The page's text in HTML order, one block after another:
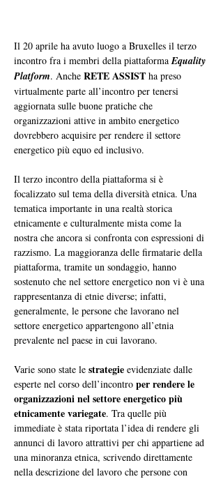
Il 20 aprile ha avuto luogo a Bruxelles il terzo
incontro fra i membri della piattaforma Equality
Platform. Anche RETE ASSIST ha preso
virtualmente parte all’incontro per tenersi
aggiornata sulle buone pratiche che
organizzazioni attive in ambito energetico
dovrebbero acquisire per rendere il settore
energetico più equo ed inclusivo.
Il terzo incontro della piattaforma si è
focalizzato sul tema della diversità etnica. Una
tematica importante in una realtà storica
etnicamente e culturalmente mista come la
nostra che ancora si confronta con espressioni di
razzismo. La maggioranza delle firmatarie della
piattaforma, tramite un sondaggio, hanno
sostenuto che nel settore energetico non vi è una
rappresentanza di etnie diverse; infatti,
generalmente, le persone che lavorano nel
settore energetico appartengono all’etnia
prevalente nel paese in cui lavorano.
Varie sono state le strategie evidenziate dalle
esperte nel corso dell’incontro per rendere le
organizzazioni nel settore energetico più
etnicamente variegate. Tra quelle più
immediate è stata riportata l’idea di rendere gli
annunci di lavoro attrattivi per chi appartiene ad
una minoranza etnica, scrivendo direttamente
nella descrizione del lavoro che persone con